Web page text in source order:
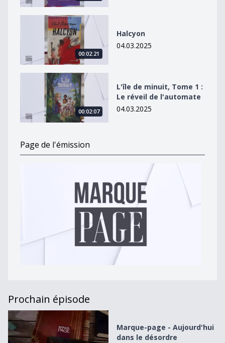
Halcyon
00:02:21
Halcyon
04.03.2025
L&#039;île de minuit, Tome 1 : Le réveil de
00:02:07
L'île de minuit, Tome 1 :
Le réveil de l'automate
04.03.2025
Page de l'émission
Prochain épisode
Marque-page - Aujourd&#039;hui dans le désordre
Marque-page - Aujourd'hui
dans le désordre